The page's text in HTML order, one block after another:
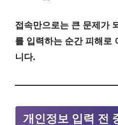
접속만으로는 큰 문제가
를 입력하는 순간 피해로
니다.
개인정보 입력 전